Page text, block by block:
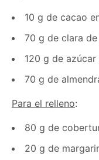
10 g de cacao
70 g de clara de
120 g de azúcar
70 g de
Para el relleno:
80 g de
20 g de